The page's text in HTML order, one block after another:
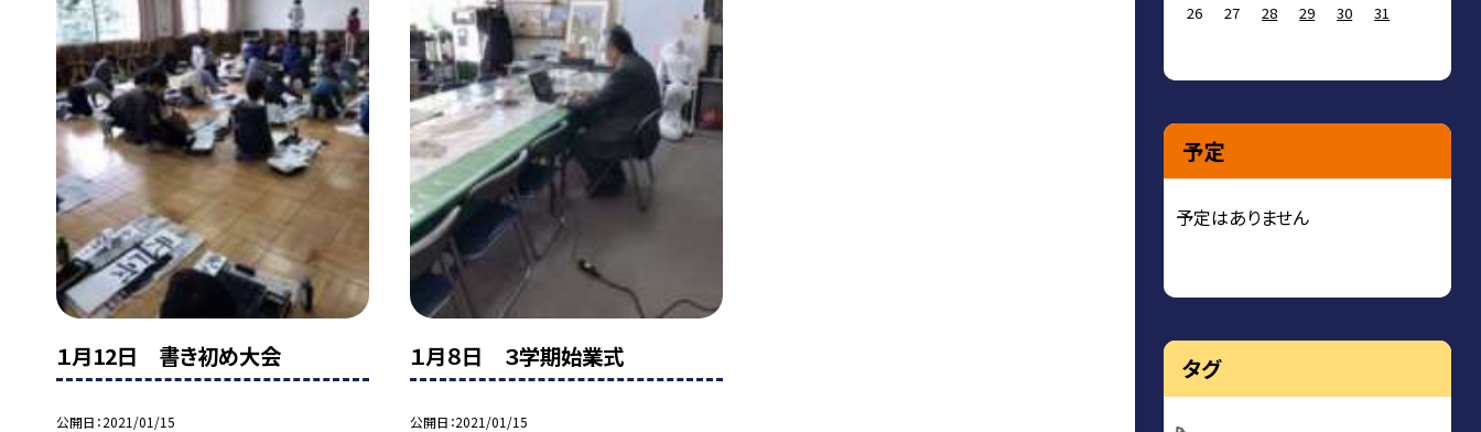
１月12日 書き初め大会
公開日 2021/01/15
１月８日 ３学期始業式
公開日 2021/01/15
26
27 28 29 30 31
予定
予定はありません
タグ